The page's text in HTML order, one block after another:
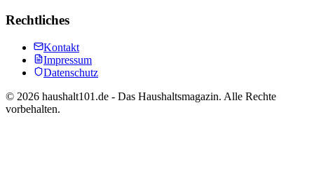
Rechtliches
Kontakt
Impressum
Datenschutz
© 2026 haushalt101.de - Das Haushaltsmagazin. Alle Rechte
vorbehalten.